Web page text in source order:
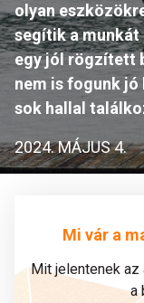
olyan
segítik a
egy jól rögzített
nem is fogunk
sok hallal
2024. MÁJUS 4.
Mi vár a
Mit jelentenek
a